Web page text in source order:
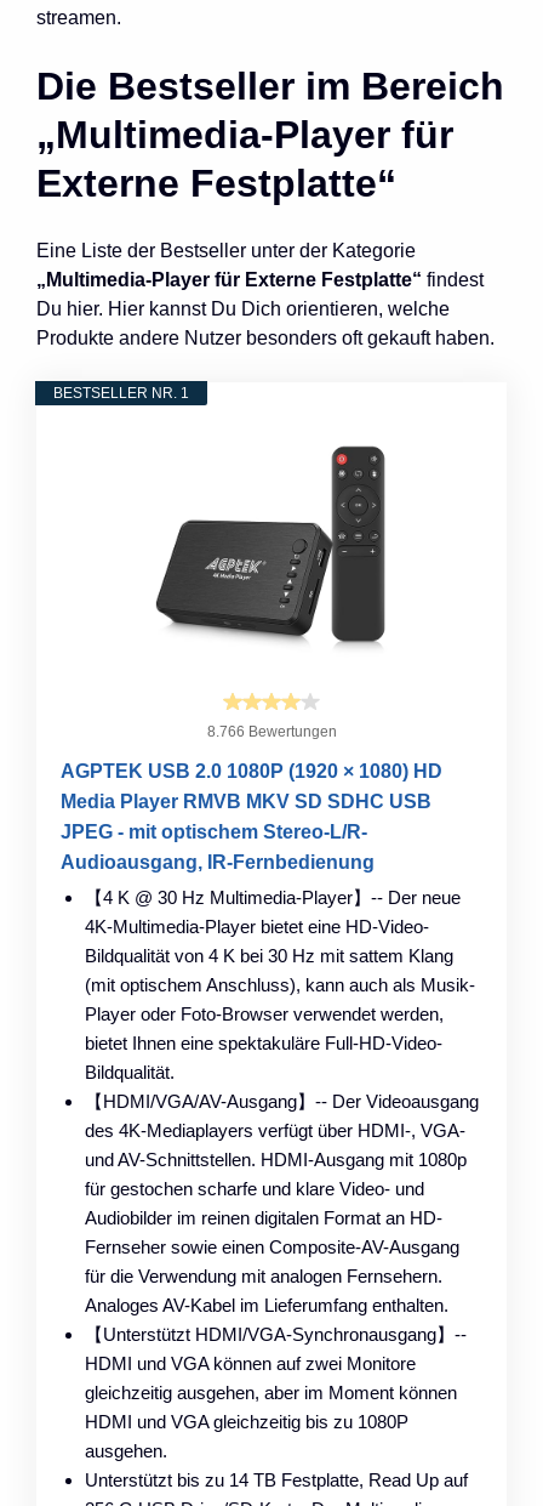
streamen.
Die Bestseller im Bereich
„Multimedia-Player für
Externe Festplatte“
Eine Liste der Bestseller unter der Kategorie
„Multimedia-Player für Externe Festplatte“ findest
Du hier. Hier kannst Du Dich orientieren, welche
Produkte andere Nutzer besonders oft gekauft haben.
BESTSELLER NR. 1
8.766 Bewertungen
AGPTEK USB 2.0 1080P (1920 × 1080) HD
Media Player RMVB MKV SD SDHC USB
JPEG - mit optischem Stereo-L/R-
Audioausgang, IR-Fernbedienung
【4 K @ 30 Hz Multimedia-Player】-- Der neue
4K-Multimedia-Player bietet eine HD-Video-
Bildqualität von 4 K bei 30 Hz mit sattem Klang
(mit optischem Anschluss), kann auch als Musik-
Player oder Foto-Browser verwendet werden,
bietet Ihnen eine spektakuläre Full-HD-Video-
Bildqualität.
【HDMI/VGA/AV-Ausgang】-- Der Videoausgang
des 4K-Mediaplayers verfügt über HDMI-, VGA-
und AV-Schnittstellen. HDMI-Ausgang mit 1080p
für gestochen scharfe und klare Video- und
Audiobilder im reinen digitalen Format an HD-
Fernseher sowie einen Composite-AV-Ausgang
für die Verwendung mit analogen Fernsehern.
Analoges AV-Kabel im Lieferumfang enthalten.
【Unterstützt HDMI/VGA-Synchronausgang】--
HDMI und VGA können auf zwei Monitore
gleichzeitig ausgehen, aber im Moment können
HDMI und VGA gleichzeitig bis zu 1080P
ausgehen.
Unterstützt bis zu 14 TB Festplatte, Read Up auf